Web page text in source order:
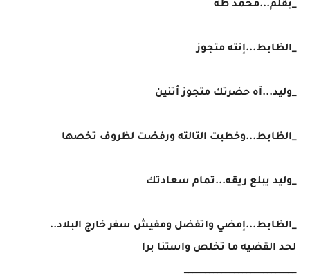
_بقلم...محمد طه
_الظابط...إنته متجوز
_وليد...آه حضرتك متجوز أتنين
_الظابط...وخطبت التالته ورفضت لظروف تخصها
_وليد يبلع ريقه...تمام سعادتك
_الظابط...إمضي واتفضل ومفيش سفر خارج البلاد..
لحد القضيه ما تخلص واستنا برا
___________________________